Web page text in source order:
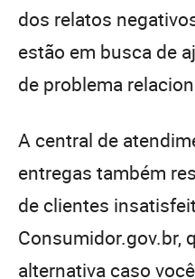
dos relatos
estão em busca de
de problema
A central de
entregas também
de clientes
Consumidor.gov.br,
alternativa caso